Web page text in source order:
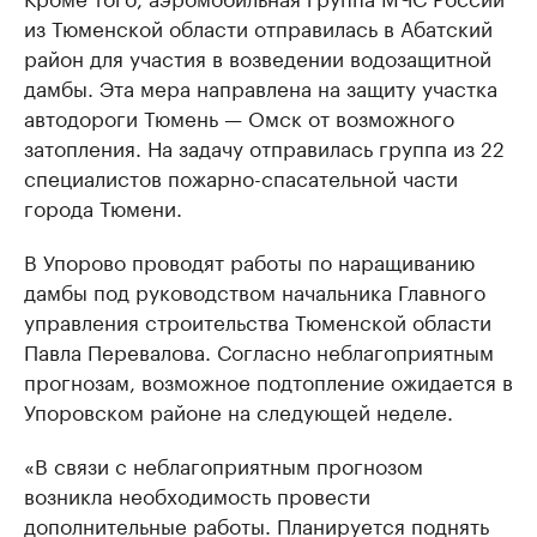
из Тюменской области отправилась в Абатский
район для участия в возведении водозащитной
дамбы. Эта мера направлена на защиту участка
автодороги Тюмень — Омск от возможного
затопления. На задачу отправилась группа из 22
специалистов пожарно-спасательной части
города Тюмени.
В Упорово проводят работы по наращиванию
дамбы под руководством начальника Главного
управления строительства Тюменской области
Павла Перевалова. Согласно неблагоприятным
прогнозам, возможное подтопление ожидается в
Упоровском районе на следующей неделе.
«В связи с неблагоприятным прогнозом
возникла необходимость провести
дополнительные работы. Планируется поднять